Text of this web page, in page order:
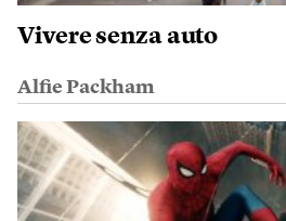
Vivere senza auto
Alfie Packham